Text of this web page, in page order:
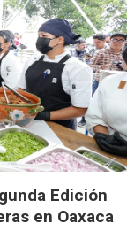
Edición
en Oaxaca